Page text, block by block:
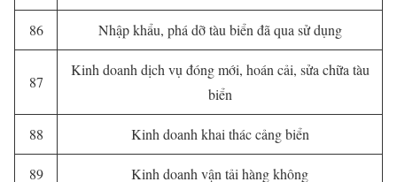
86 Nhập khẩu, phá dỡ tàu biển đã qua sử dụng
87
Kinh doanh dịch vụ đóng mới, hoán cải, sửa chữa tàu
biển
88 Kinh doanh khai thác cảng biển
89 Kinh doanh vận tải hàng không